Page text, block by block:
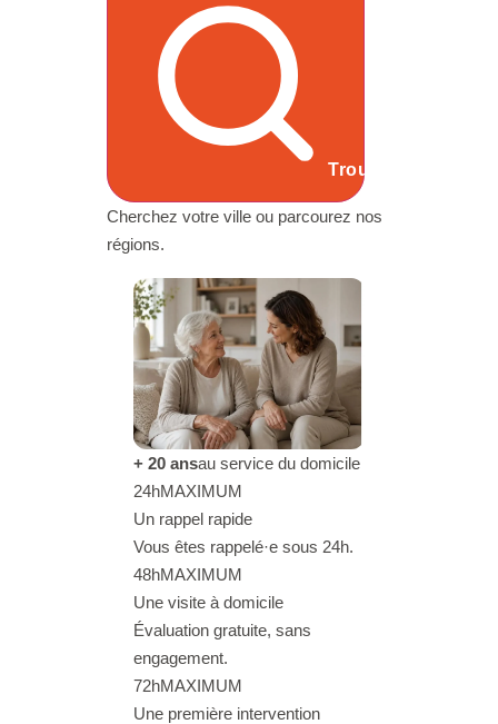
Trouver mon
Cherchez votre ville ou parcourez nos
régions.
+ 20 ansau service du domicile
24hMAXIMUM
Un rappel rapide
Vous êtes rappelé·e sous 24h.
48hMAXIMUM
Une visite à domicile
Évaluation gratuite, sans
engagement.
72hMAXIMUM
Une première intervention